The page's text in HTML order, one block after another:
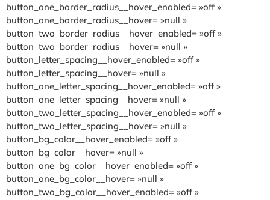
button_one_border_radius__hover_enabled= »off »
button_one_border_radius__hover= »null »
button_two_border_radius__hover_enabled= »off »
button_two_border_radius__hover= »null »
button_letter_spacing__hover_enabled= »off »
button_letter_spacing__hover= »null »
button_one_letter_spacing__hover_enabled= »off »
button_one_letter_spacing__hover= »null »
button_two_letter_spacing__hover_enabled= »off »
button_two_letter_spacing__hover= »null »
button_bg_color__hover_enabled= »off »
button_bg_color__hover= »null »
button_one_bg_color__hover_enabled= »off »
button_one_bg_color__hover= »null »
button_two_bg_color__hover_enabled= »off »